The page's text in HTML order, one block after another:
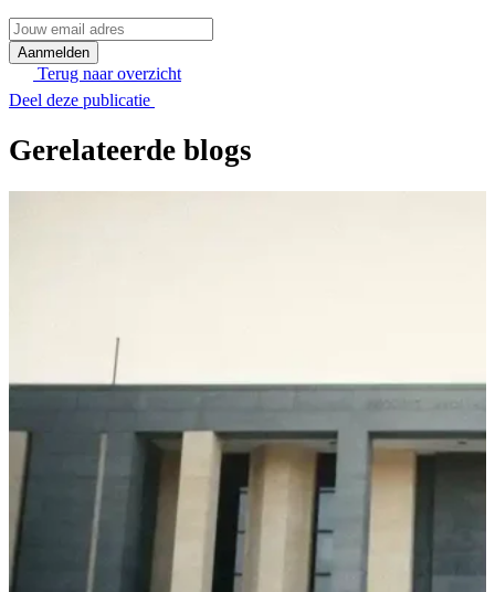
Jouw
email
adresTerug naar overzicht
Deel deze publicatie
Gerelateerde blogs